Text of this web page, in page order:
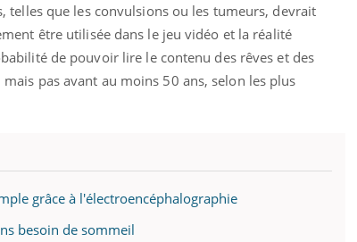
telles que les convulsions ou les tumeurs, devrait
être utilisée dans le jeu vidéo et la réalité
de pouvoir lire le contenu des rêves et des
pas avant au moins 50 ans, selon les plus
grâce à l'électroencéphalographie
besoin de sommeil